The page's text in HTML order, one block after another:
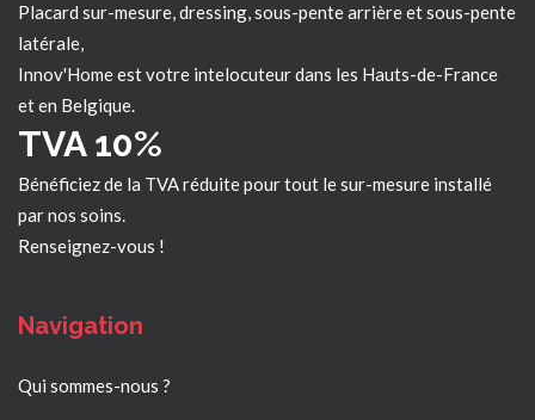
Placard sur-mesure, dressing, sous-pente arrière et sous-pente
latérale,
Innov'Home est votre intelocuteur dans les Hauts-de-France
et en Belgique.
TVA 10%
Bénéficiez de la TVA réduite pour tout le sur-mesure installé
par nos soins.
Renseignez-vous !
Navigation
Qui sommes-nous ?